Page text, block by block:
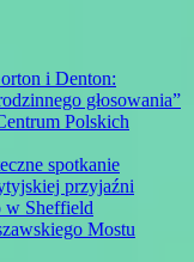
i Denton:
głosowania”
Polskich
spotkanie
przyjaźni
w Sheffield
Mostu